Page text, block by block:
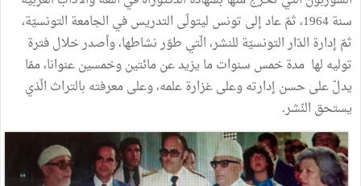
سنة 1964، ثمّ عاد إلى تونس ليتولّى التدريس في الجامعة التونسيّة،
ثمّ إدارة الدّار التونسيّة للنشر، الّتي طوّر نشاطها، وأصدر خلال فترة
توليه لها مدة خمس سنوات ما يزيد عن مائتين وخمسين عنوانا، ممّا
يدلّ على حسن إدارته وعلى غزارة علمه، وعلى معرفته بالتراث الّذي
يستحق النّشر.